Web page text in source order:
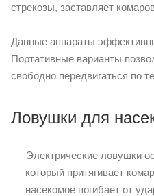
стрекозы, заставляет
Данные аппараты
Портативные варианты
свободно передвигаться по
Ловушки для
Электрические ловушки
который притягивает
насекомое погибает от